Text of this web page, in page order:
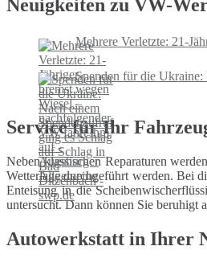
Neuigkeiten zu VW-
Mehrere Verletzte: 21-
Spenden für die
Service für Ihr
Neben klassischen Reparaturen
Wetterlage durchgeführt werden. Bei
Enteisung in die
untersucht. Dann können Sie beruhigt
Autowerkstatt in Ihrer